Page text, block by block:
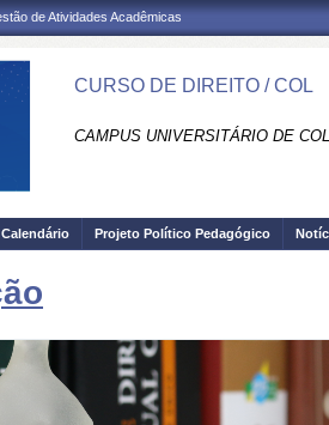
de Atividades Acadêmicas
CURSO DE DIREITO / COL
CAMPUS UNIVERSITÁRIO DE
Calendário Projeto Político Pedagógico